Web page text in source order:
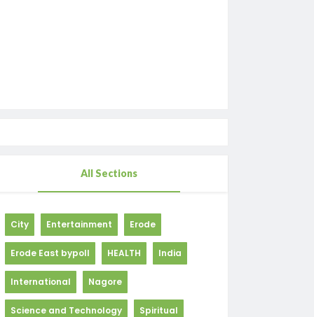
All Sections
City Entertainment Erode
Erode East bypoll HEALTH India
International Nagore
Science and Technology Spiritual